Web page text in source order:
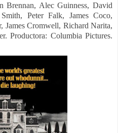
Brennan, Alec Guinness, David
Peter Falk, James Coco,
James Cromwell, Richard Narita,
Productora: Columbia Pictures.